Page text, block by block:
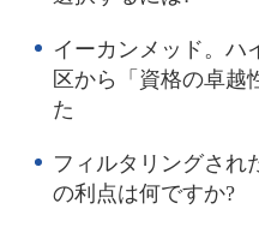
イーカンメッド。ハ
区から「資格の卓越
た
フィルタリングされ
の利点は何ですか?